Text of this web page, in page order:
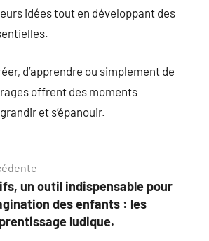
idées tout en développant des
d’apprendre ou simplement de
offrent des moments
et s’épanouir.
un outil indispensable pour
des enfants : les
ludique.